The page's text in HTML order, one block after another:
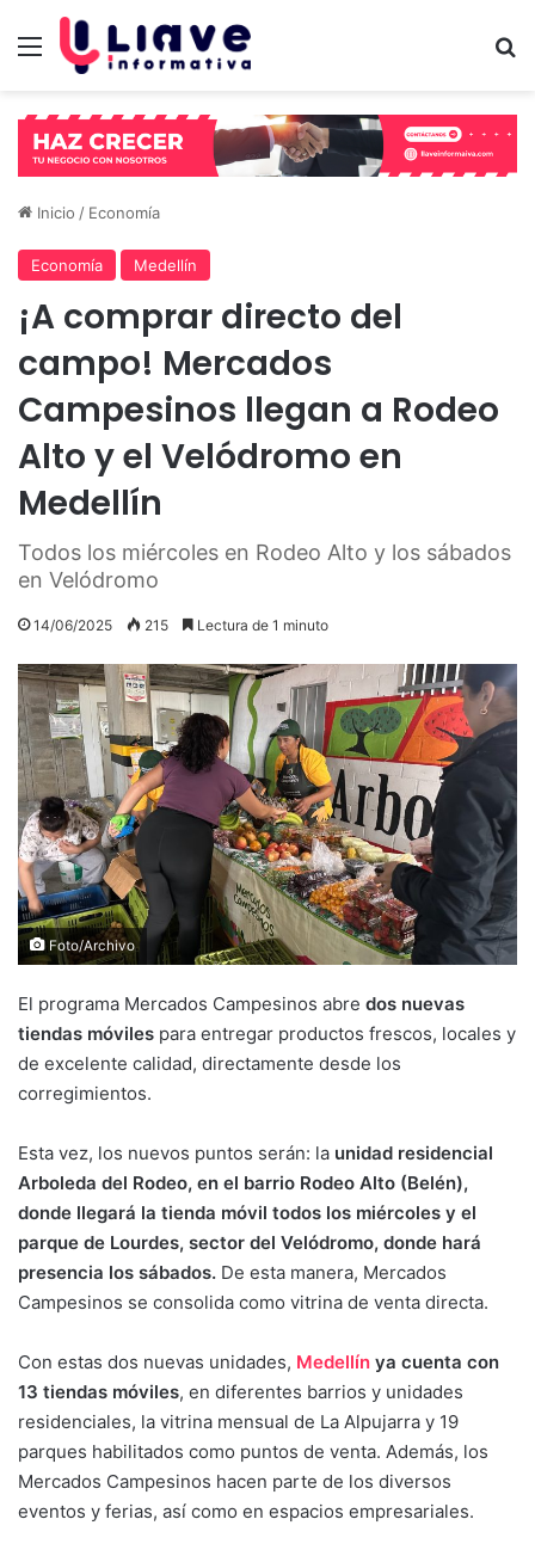
Menú
Inicio / Economía
Economía Medellín
¡A comprar directo del
campo! Mercados
Campesinos llegan a Rodeo
Alto y el Velódromo en
Medellín
Todos los miércoles en Rodeo Alto y los sábados
en Velódromo
14/06/2025 215 Lectura de 1 minuto
Foto/Archivo
El programa Mercados Campesinos abre dos nuevas
tiendas móviles para entregar productos frescos, locales y
de excelente calidad, directamente desde los
corregimientos.
Esta vez, los nuevos puntos serán: la unidad residencial
Arboleda del Rodeo, en el barrio Rodeo Alto (Belén),
donde llegará la tienda móvil todos los miércoles y el
parque de Lourdes, sector del Velódromo, donde hará
presencia los sábados. De esta manera, Mercados
Campesinos se consolida como vitrina de venta directa.
Con estas dos nuevas unidades, Medellín ya cuenta con
13 tiendas móviles, en diferentes barrios y unidades
residenciales, la vitrina mensual de La Alpujarra y 19
parques habilitados como puntos de venta. Además, los
Mercados Campesinos hacen parte de los diversos
eventos y ferias, así como en espacios empresariales.